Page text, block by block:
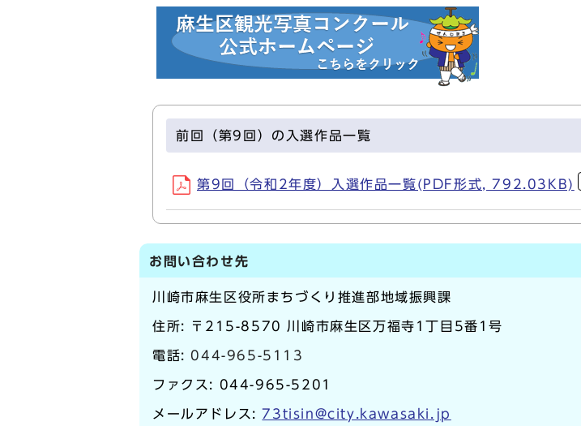
前回（第9回）の入選作品一覧
第9回（令和2年度）入選作品一覧(PDF形式, 792.03KB)
お問い合わせ先
川崎市麻生区役所まちづくり推進部地域振興課
住所: 〒215-8570 川崎市麻生区万福寺1丁目5番1号
電話: 044-965-5113
ファクス: 044-965-5201
メールアドレス:73tisin@city.kawasaki.jp